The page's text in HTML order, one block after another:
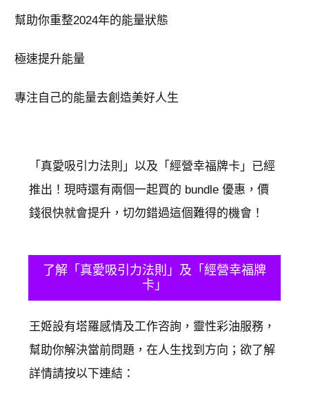
幫助你重整2024年的能量狀態
極速提升能量
專注自己的能量去創造美好人生
​「真愛吸引力法則」以及「經營幸福牌卡」已經
推出！現時還有兩個一起買的 bundle 優惠，價
錢很快就會提升，切勿錯過這個難得的機會！
​了解「真愛吸引力法則」及「經營幸福牌
卡」
​王姬設有塔羅感情及工作咨詢，靈性彩油服務，
幫助你解決當前問題，在人生找到方向；欲了解
詳情請按以下連結：